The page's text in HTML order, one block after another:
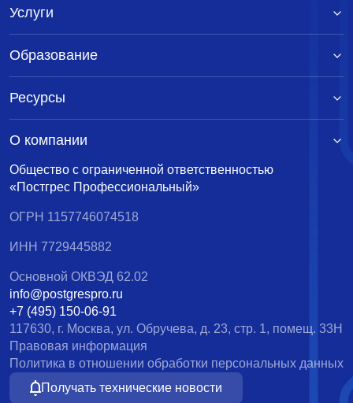
Общество с ограниченной ответственностью
«Постгрес Профессиональный»
ОГРН 1157746074518
ИНН 7729445882
Основной ОКВЭД 62.02
info@postgrespro.ru
+7 (495) 150-06-91
117630, г. Москва, ул. Обручева, д. 23, стр. 1, помещ. 33Н
Правовая информация
Политика в отношении обработки персональных данных
Получать технические новости
Услуги
Образование
Ресурсы
О компании